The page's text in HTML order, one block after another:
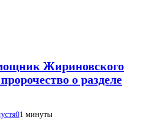
Жириновского
о разделе
01 минуты